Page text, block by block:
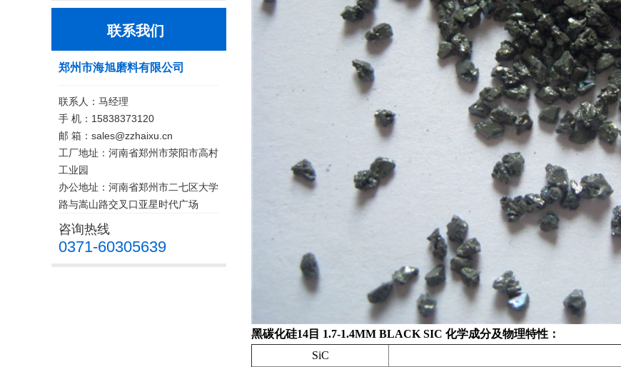
联系我们
郑州市海旭磨料有限公司
联系人：马经理
手 机：15838373120
邮 箱：sales@zzhaixu.cn
工厂地址：河南省郑州市荥阳市高村
工业园
办公地址：河南省郑州市二七区大学
路与嵩山路交叉口亚星时代广场
咨询热线
0371-60305639
黑碳化硅14目 1.7-1.4MM BLACK SIC 化学成分及物理特性：
SiC